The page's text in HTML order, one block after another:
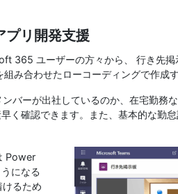
プリ開発支援
365 ユーザーの方々から、 行き先掲
み合わせたローコーディングで作成
ンバーが出社しているのか、在宅勤
く確認できます。また、基本的な勤怠
Power
になる
るため